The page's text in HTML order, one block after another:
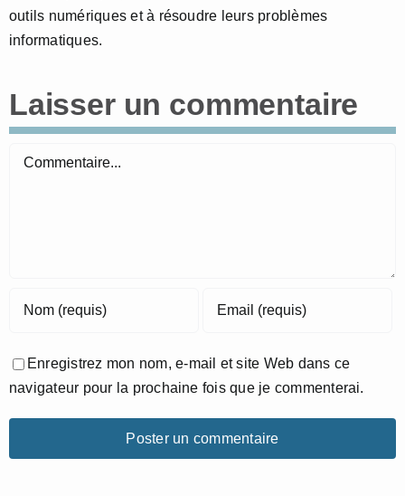
outils numériques et à résoudre leurs problèmes
informatiques.
Laisser un commentaire
Commentaire
Enregistrez mon nom, e-mail et site Web dans ce
navigateur pour la prochaine fois que je commenterai.